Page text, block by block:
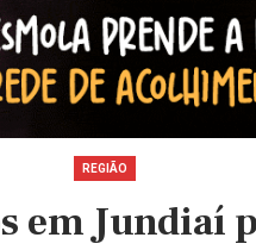
REGIÃO
em Jundiaí